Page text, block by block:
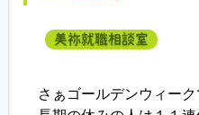
各種セミナー
美祢就職相談室
さぁゴールデンウィーク